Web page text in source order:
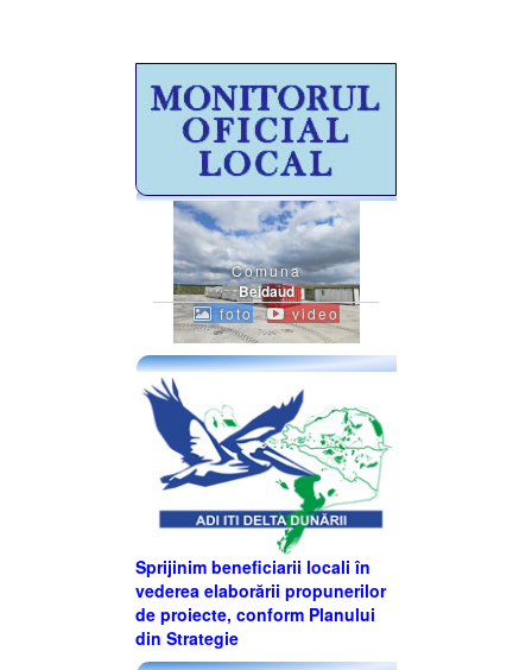
Comuna
Beidaud
foto video
Sprijinim beneficiarii locali în
vederea elaborării propunerilor
de proiecte, conform Planului
din Strategie